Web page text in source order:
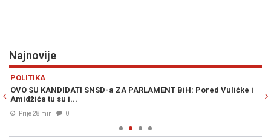
Najnovije
POLITIKA
OVO SU KANDIDATI SNSD-a ZA PARLAMENT BiH: Pored Vulićke i
Amidžića tu su i...
Prije 28 min 0